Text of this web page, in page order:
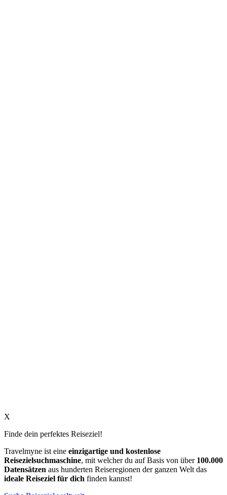
X
Finde dein perfektes Reiseziel!
Travelmyne ist eine einzigartige und kostenlose
Reisezielsuchmaschine, mit welcher du auf Basis von über 100.000
Datensätzen aus hunderten Reiseregionen der ganzen Welt das
ideale Reiseziel für dich finden kannst!